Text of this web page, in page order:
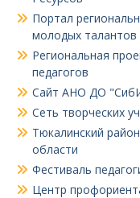
Портал
молодых талантов
Региональная
педагогов
Сайт АНО ДО
Сеть творческих
Тюкалинский
области
Фестиваль
Центр